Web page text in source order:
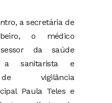
a secretária de
o médico
da saúde
a sanitarista e
de vigilância
Paula Teles e